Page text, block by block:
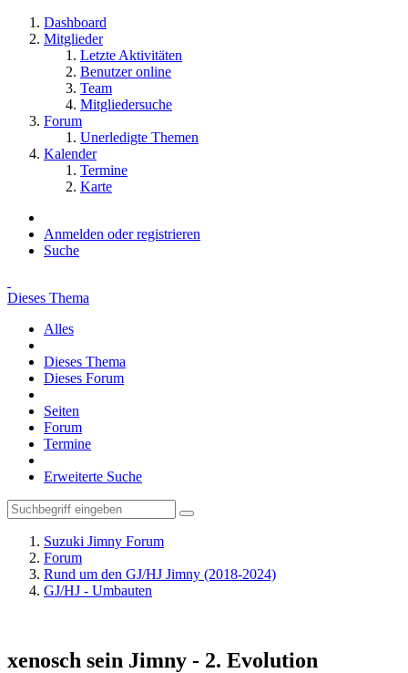
Dashboard
Mitglieder
Letzte Aktivitäten
Benutzer online
Team
Mitgliedersuche
Forum
Unerledigte Themen
Kalender
Termine
Karte
Anmelden oder registrieren
Suche
Dieses Thema
Alles
Dieses Thema
Dieses Forum
Seiten
Forum
Termine
Erweiterte Suche
Suzuki Jimny Forum
Forum
Rund um den GJ/HJ Jimny (2018-2024)
GJ/HJ - Umbauten
xenosch sein Jimny - 2. Evolution